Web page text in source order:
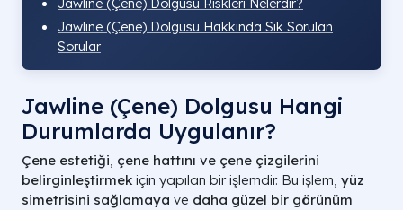
Jawline (Çene) Dolgusu Riskleri Nelerdir?
Jawline (Çene) Dolgusu Hakkında Sık Sorulan
Sorular
Jawline (Çene) Dolgusu Hangi
Durumlarda Uygulanır?
Çene estetiği, çene hattını ve çene çizgilerini
belirginleştirmek için yapılan bir işlemdir. Bu işlem, yüz
simetrisini sağlamaya ve daha güzel bir görünüm